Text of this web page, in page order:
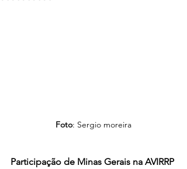
Foto: Sergio moreira
Participação de Minas Gerais na AVIRRP